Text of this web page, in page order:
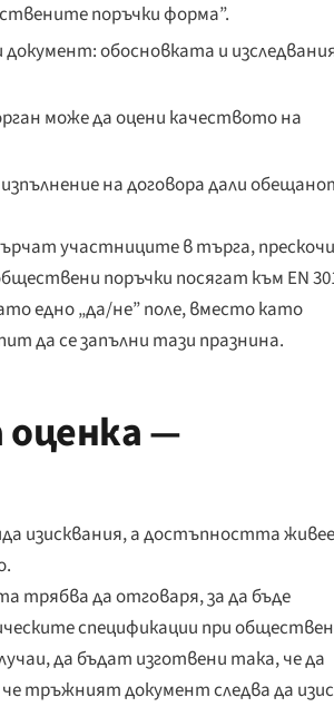
поръчки форма”.
обосновката и
може да оцени качеството на
на договора дали
участниците в търга,
поръчки посягат към EN
едно „да/не” поле, вместо като
да се запълни тази празнина.
оценка —
изисквания, а достъпността
трябва да отговаря, за да бъде
спецификации при
да бъдат изготвени така, че да
тръжният документ следва да